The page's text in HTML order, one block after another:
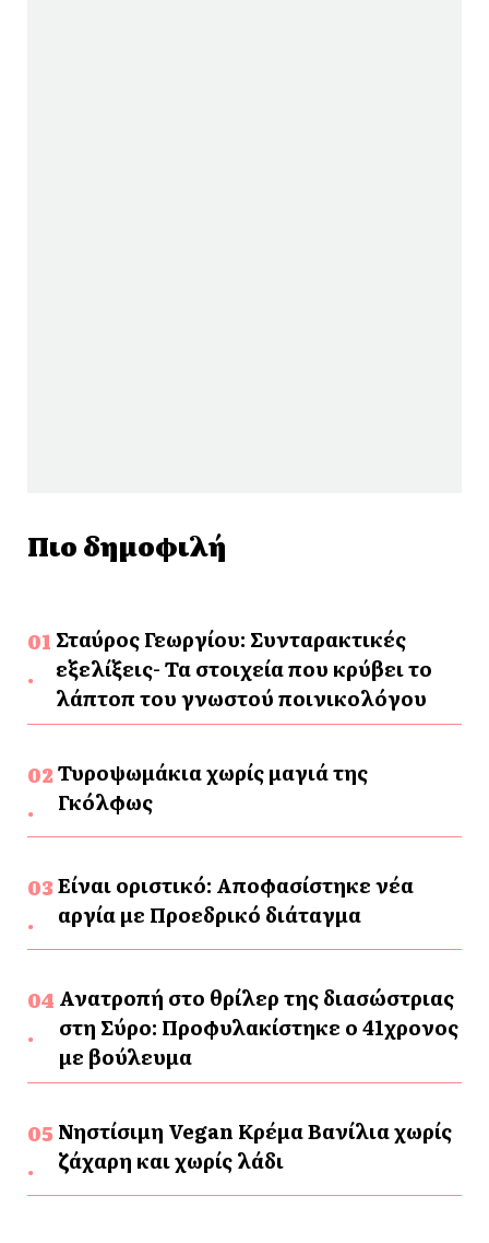
Πιο δημοφιλή
Σταύρος Γεωργίου: Συνταρακτικές
εξελίξεις- Τα στοιχεία που κρύβει το
λάπτοπ του γνωστού ποινικολόγου
Τυροψωμάκια χωρίς μαγιά της
Γκόλφως
Είναι οριστικό: Αποφασίστηκε νέα
αργία με Προεδρικό διάταγμα
Ανατροπή στο θρίλερ της διασώστριας
στη Σύρο: Προφυλακίστηκε ο 41χρονος
με βούλευμα
Νηστίσιμη Vegan Κρέμα Βανίλια χωρίς
ζάχαρη και χωρίς λάδι